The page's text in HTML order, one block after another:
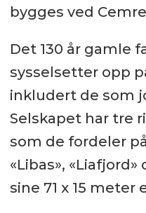
bygges ved
Det 130 år gamle
sysselsetter opp
inkludert de som
Selskapet har tre
som de fordeler
«Libas»,
sine 71 x 15